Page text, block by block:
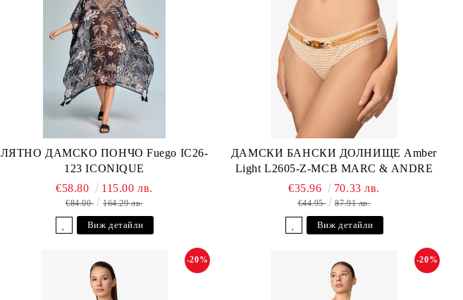
ЛЯТНО ДАМСКО ПОНЧО Fuego IC26-
123 ICONIQUE
€58.80 115.00 лв.
€84.00 164.29 лв.
Виж детайли
ДАМСКИ БАНСКИ ДОЛНИЩЕ Amber
Light L2605-Z-MCB MARC & ANDRE
€35.96 70.33 лв.
€44.95 87.91 лв.
Виж детайли
-20% -20%